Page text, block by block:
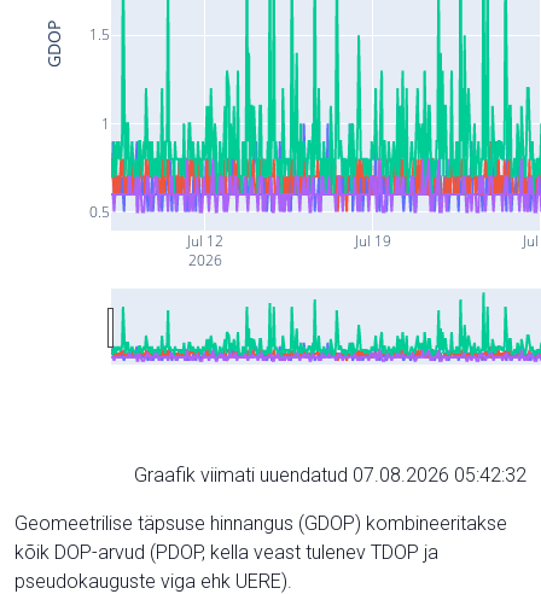
Jul 12
2026
Jul 19
0.5
1
1.5
GDOP
Graafik viimati uuendatud 07.08.2026 05:42:32
Geomeetrilise täpsuse hinnangus (GDOP) kombineeritakse
kõik DOP-arvud (PDOP, kella veast tulenev TDOP ja
pseudokauguste viga ehk UERE).